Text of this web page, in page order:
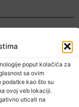
poput kolačića za
sa ovim
podatke kao što su
ovoj veb lokaciji.
uticati na